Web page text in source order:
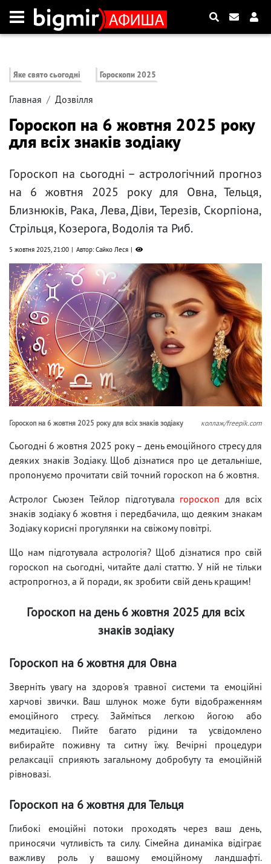
Яке свято сьогодні Гороскопи 2025
Главная Дозвілля
Гороскоп на 6 жовтня 2025 року
для всіх знаків зодіаку
Гороскоп на сьогодні – астрологічний прогноз
на 6 жовтня 2025 року для Овна, Тельця,
Близнюків, Рака, Лева, Діви, Терезів, Скорпіона,
Стрільця, Козерога, Водолія та Риб.
5 жовтня 2025, 21:00 Автор: Сайко Леся
Гороскоп на 6 жовтня 2025 року для всіх знаків зодіаку коллаж/freepik.com
Сьогодні 6 жовтня 2025 року – день емоційного стресу для
деяких знаків Зодіаку. Щоб дізнатися про це детальніше,
пропонуємо прочитати свій точний гороскоп на 6 жовтня.
Астролог Сьюзен Тейлор підготувала гороскоп для всіх
знаків зодіаку 6 жовтня і передбачила, що деяким знакам
Зодіаку корисні прогулянки на свіжому повітрі.
Що нам підготувала астрологія? Щоб дізнатися про свій
гороскоп на сьогодні, читайте далі статтю. У ній не тільки
астропрогноз, а й поради, як зробити свій день кращим!
Гороскоп на день 6 жовтня 2025 для всіх
знаків зодіаку
Гороскоп на 6 жовтня для Овна
Зверніть увагу на здоров'я травної системи та емоційні
харчові звички. Ваш шлунок може бути відображенням
емоційного стресу. Займіться легкою йогою або
медитацією. Пийте багато рідини та усвідомлено
вибирайте поживну та ситну їжу. Вечірні процедури
релаксації сприяють загальному добробуту та емоційній
рівновазі.
Гороскоп на 6 жовтня для Тельця
Глибокі емоційні потоки проходять через ваш день,
приносячи чутливість та силу. Сімейна динаміка відіграє
важливу роль у вашому емоційному ландшафті.